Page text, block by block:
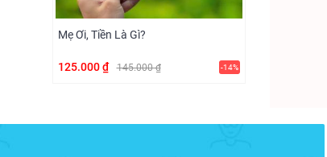
Mẹ Ơi, Tiền Là Gì?
125.000 ₫ 145.000 ₫ -14%